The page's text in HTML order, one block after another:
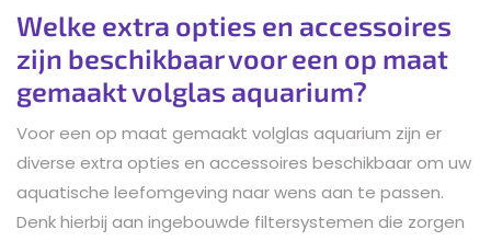
Welke extra opties en accessoires
zijn beschikbaar voor een op maat
gemaakt volglas aquarium?
Voor een op maat gemaakt volglas aquarium zijn er
diverse extra opties en accessoires beschikbaar om uw
aquatische leefomgeving naar wens aan te passen.
Denk hierbij aan ingebouwde filtersystemen die zorgen